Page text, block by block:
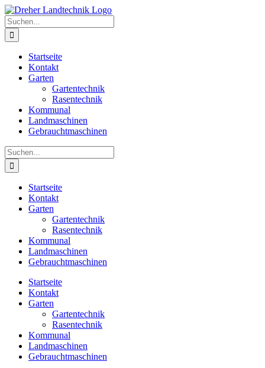
Zum
Inhalt
springen
Suche
nach:
Startseite
Kontakt
Garten
Gartentechnik
Rasentechnik
Kommunal
Landmaschinen
Gebrauchtmaschinen
Suche
nach:
Startseite
Kontakt
Garten
Gartentechnik
Rasentechnik
Kommunal
Landmaschinen
Gebrauchtmaschinen
Startseite
Kontakt
Garten
Gartentechnik
Rasentechnik
Kommunal
Landmaschinen
Gebrauchtmaschinen